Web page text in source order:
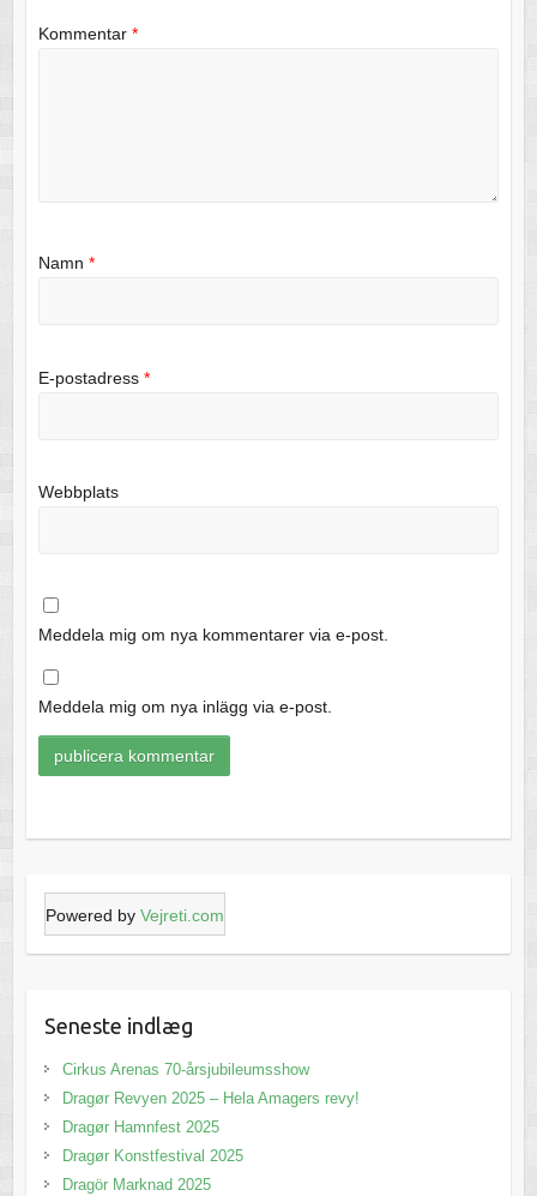
Kommentar *
Namn *
E-postadress *
Webbplats
Meddela mig om nya kommentarer via e-post.
Meddela mig om nya inlägg via e-post.
Powered by Vejreti.com
Seneste indlæg
Cirkus Arenas 70-årsjubileumsshow
Dragør Revyen 2025 – Hela Amagers revy!
Dragør Hamnfest 2025
Dragør Konstfestival 2025
Dragör Marknad 2025